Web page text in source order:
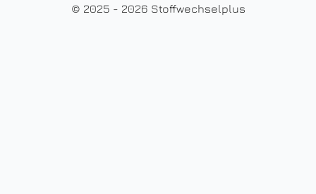
© 2025 - 2026 Stoffwechselplus